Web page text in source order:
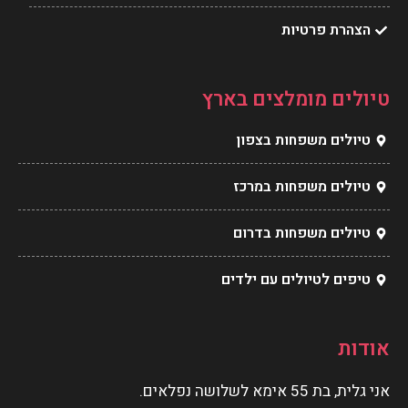
הצהרת פרטיות
טיולים מומלצים בארץ
טיולים משפחות בצפון
טיולים משפחות במרכז
טיולים משפחות בדרום
טיפים לטיולים עם ילדים
אודות
אני גלית, בת 55 אימא לשלושה נפלאים.